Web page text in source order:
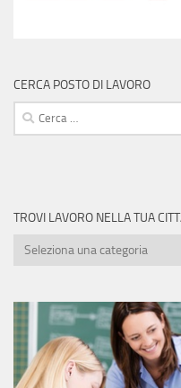
CERCA POSTO DI LAVORO
Ricerca
per:
TROVI LAVORO NELLA TUA
Trovi
tua
città